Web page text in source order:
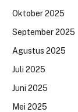
Oktober 2025
September 2025
Agustus 2025
Juli 2025
Juni 2025
Mei 2025